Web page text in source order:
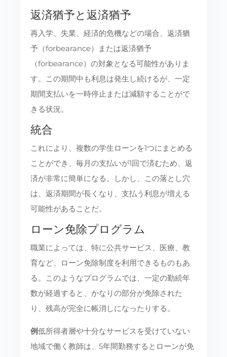
返済猶予と返済猶予
再入学、失業、経済的危機などの場合、返済猶
予（forbearance）または返済猶予
（forbearance）の対象となる可能性がありま
す。この期間中も利息は発生し続けるが、一定
期間支払いを一時停止または減額することがで
きる状況。
統合
これにより、複数の学生ローンを1つにまとめる
ことができ、毎月の支払いが1回で済むため、返
済が非常に簡単になる。しかし、この落とし穴
は、返済期間が長くなり、支払う利息が増える
可能性があることだ。
ローン免除プログラム
職業によっては、特に公共サービス、医療、教
育など、ローン免除制度を利用できるものもあ
る。このようなプログラムでは、一定の勤続年
数が経過すると、かなりの部分が免除された
り、残高が完全に帳消しになったりする。
例低所得者層や十分なサービスを受けていない
地域で働く教師は、5年間勤務するとローンが免